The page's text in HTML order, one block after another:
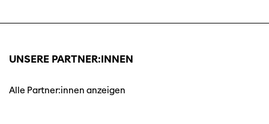
UNSERE PARTNER:INNEN
Alle Partner:innen anzeigen